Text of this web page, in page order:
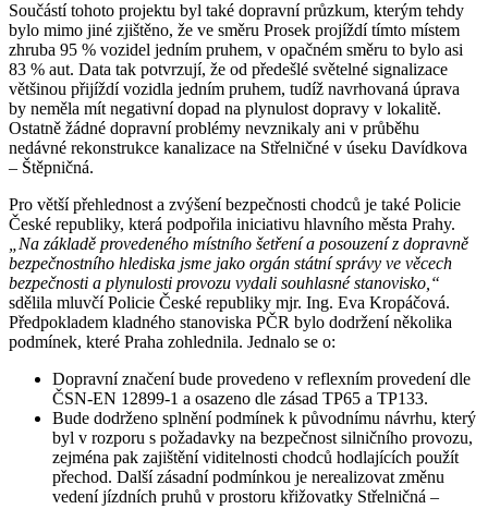
Součástí tohoto projektu byl také dopravní průzkum, kterým tehdy
bylo mimo jiné zjištěno, že ve směru Prosek projíždí tímto místem
zhruba 95 % vozidel jedním pruhem, v opačném směru to bylo asi
83 % aut. Data tak potvrzují, že od předešlé světelné signalizace
většinou přijíždí vozidla jedním pruhem, tudíž navrhovaná úprava
by neměla mít negativní dopad na plynulost dopravy v lokalitě.
Ostatně žádné dopravní problémy nevznikaly ani v průběhu
nedávné rekonstrukce kanalizace na Střelničné v úseku Davídkova
– Štěpničná.
Pro větší přehlednost a zvýšení bezpečnosti chodců je také Policie
České republiky, která podpořila iniciativu hlavního města Prahy.
„Na základě provedeného místního šetření a posouzení z dopravně
bezpečnostního hlediska jsme jako orgán státní správy ve věcech
bezpečnosti a plynulosti provozu vydali souhlasné stanovisko,“
sdělila mluvčí Policie České republiky mjr. Ing. Eva Kropáčová.
Předpokladem kladného stanoviska PČR bylo dodržení několika
podmínek, které Praha zohlednila. Jednalo se o:
Dopravní značení bude provedeno v reflexním provedení dle
ČSN-EN 12899-1 a osazeno dle zásad TP65 a TP133.
Bude dodrženo splnění podmínek k původnímu návrhu, který
byl v rozporu s požadavky na bezpečnost silničního provozu,
zejména pak zajištění viditelnosti chodců hodlajících použít
přechod. Další zásadní podmínkou je nerealizovat změnu
vedení jízdních pruhů v prostoru křižovatky Střelničná –